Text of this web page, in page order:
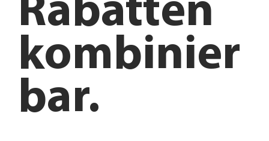
Rabatten
kombinier
bar.